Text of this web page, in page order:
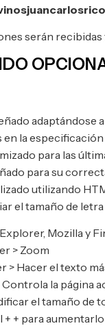
serán recibidas
adaptándose
la especificación
para las
para su
utilizando
el tamaño de
Mozilla y
> Zoom
> Hacer el texto
la página
el tamaño de
+ + para aumentarlo